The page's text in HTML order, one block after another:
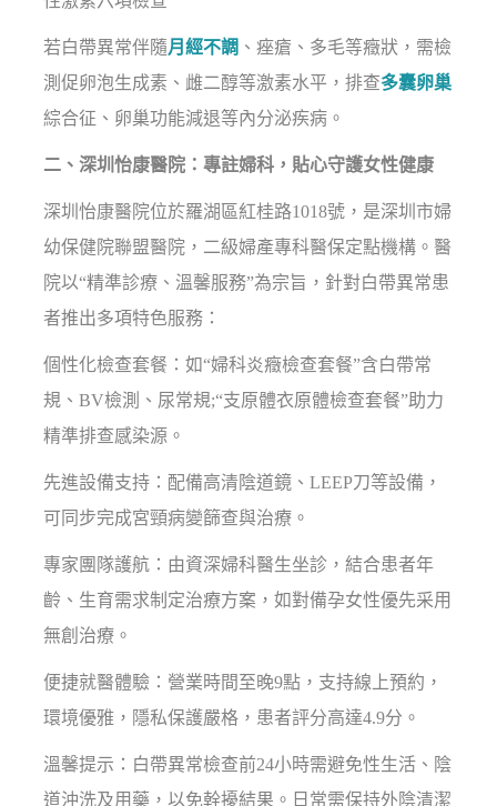
若白帶異常伴隨月經不調 、痤瘡、多毛等癥狀，需檢
測促卵泡生成素、雌二醇等激素水平，排查多囊卵巢
綜合征、卵巢功能減退等內分泌疾病。
二、深圳怡康醫院：專註婦科，貼心守護女性健康
深圳怡康醫院位於羅湖區紅桂路1018號，是深圳市婦
幼保健院聯盟醫院，二級婦產專科醫保定點機構。醫
院以“精準診療、溫馨服務”為宗旨，針對白帶異常患
者推出多項特色服務：
個性化檢查套餐：如“婦科炎癥檢查套餐”含白帶常
規、BV檢測、尿常規;“支原體衣原體檢查套餐”助力
精準排查感染源。
先進設備支持：配備高清陰道鏡、LEEP刀等設備，
可同步完成宮頸病變篩查與治療。
專家團隊護航：由資深婦科醫生坐診，結合患者年
齡、生育需求制定治療方案，如對備孕女性優先采用
無創治療。
便捷就醫體驗：營業時間至晚9點，支持線上預約，
環境優雅，隱私保護嚴格，患者評分高達4.9分。
溫馨提示：白帶異常檢查前24小時需避免性生活、陰
道沖洗及用藥，以免幹擾結果。日常需保持外陰清潔